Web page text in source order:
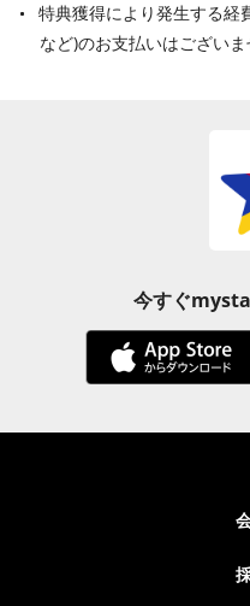
特典獲得により発生する経
など)のお支払いはございま
今すぐmysta